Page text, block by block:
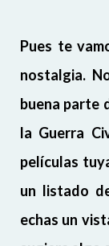
Pues te
nostalgia.
buena parte
la Guerra
películas
un listado
echas un